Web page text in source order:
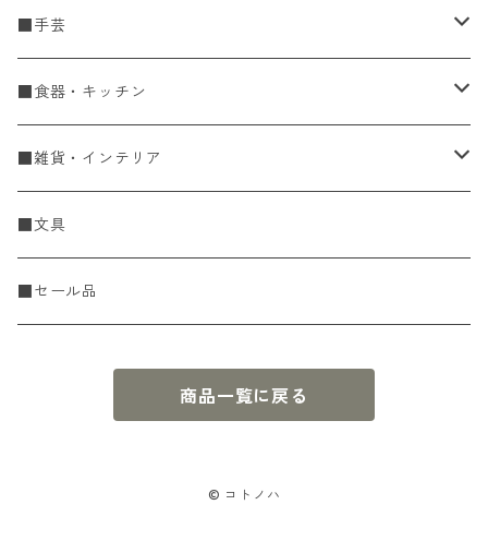
■手芸
手編糸
Spring & Summer
Fall & Winter
刺し子・こぎん
刺し子糸
刺し子ふきん・刺し子布
KIT
ニットツール
■食器・キッチン
食器
豆皿・小皿
中皿
調理道具
かや織ふきん
■雑貨・インテリア
収納雑貨
小物・置物・民芸品
■文具
■セール品
商品一覧に戻る
© コトノハ